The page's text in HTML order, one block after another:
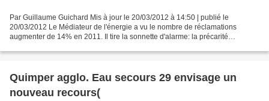
Par Guillaume Guichard Mis à jour le 20/03/2012 à 14:50 | publié le
20/03/2012 Le Médiateur de l'énergie a vu le nombre de réclamations
augmenter de 14% en 2011. Il tire la sonnette d'alarme: la précarité
Quimper agglo. Eau secours 29 envisage un
nouveau recours(